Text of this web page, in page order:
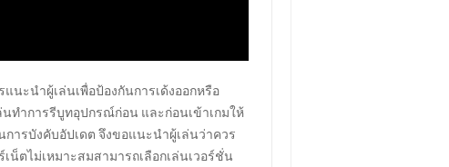
นะนำผู้เล่นเพื่อป้องกันการเด้งออกหรือ
นทำการรีบูทอุปกรณ์ก่อน และก่อนเข้าเกมให้
ารบังคับอัปเดต จึงขอแนะนำผู้เล่นว่าควร
น็ตไม่เหมาะสมสามารถเลือกเล่นเวอร์ชั่น